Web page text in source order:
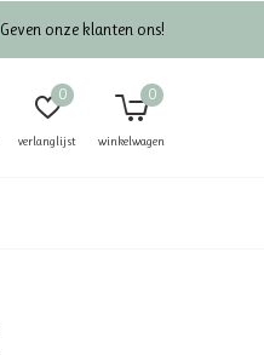
verlanglijst
0
winkelwagen
0
Geven onze klanten ons!